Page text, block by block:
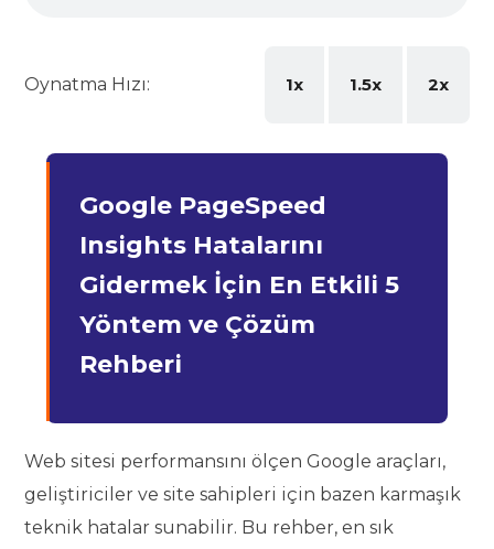
Oynatma Hızı: 1x 1.5x 2x
Google PageSpeed
Insights Hatalarını
Gidermek İçin En Etkili 5
Yöntem ve Çözüm
Rehberi
Web sitesi performansını ölçen Google araçları,
geliştiriciler ve site sahipleri için bazen karmaşık
teknik hatalar sunabilir. Bu rehber, en sık